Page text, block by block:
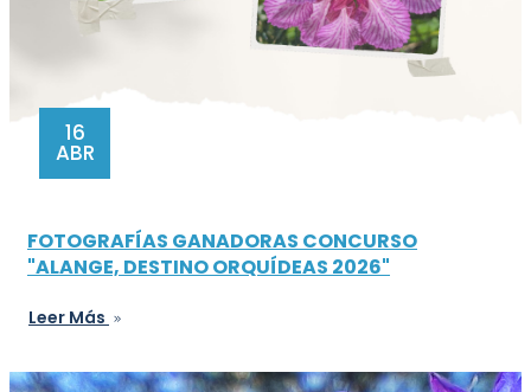
16
ABR
FOTOGRAFÍAS GANADORAS CONCURSO
"ALANGE, DESTINO ORQUÍDEAS 2026"
Leer Más